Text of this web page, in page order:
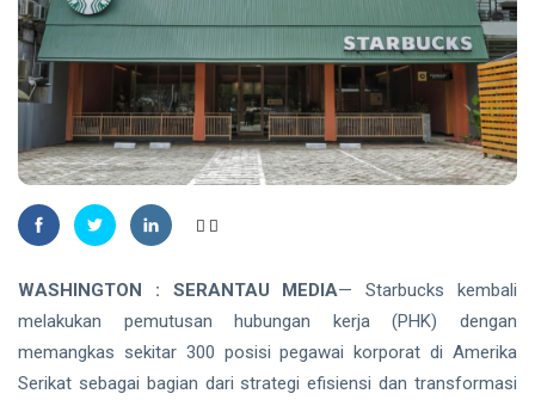
Pekanbaru,
Selidiki
Penganiayaan
INDRAGIRI
Inhu Minta
ASN
Tingkatkan
Kinerja dan
Publik
06
Aug,
2026
16
views
RIAU
Manggala
Masih
Padamkan
Seluas 45
Hektare di
06
2026
25
views
WASHINGTON : SERANTAU MEDIA—Starbucks kembali
melakukan pemutusan hubungan kerja (PHK) dengan
memangkas sekitar 300 posisi pegawai korporat di Amerika
Serikat sebagai bagian dari strategi efisiensi dan transformasi